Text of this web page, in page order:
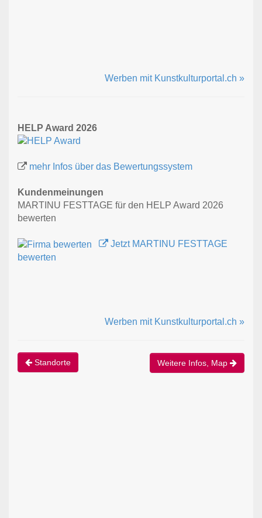
Werben mit Kunstkulturportal.ch »
HELP Award 2026
mehr Infos über das Bewertungssystem
Kundenmeinungen
MARTINU FESTTAGE für den HELP Award 2026
bewerten
Jetzt MARTINU FESTTAGE
bewerten
Werben mit Kunstkulturportal.ch »
Standorte Weitere Infos, Map